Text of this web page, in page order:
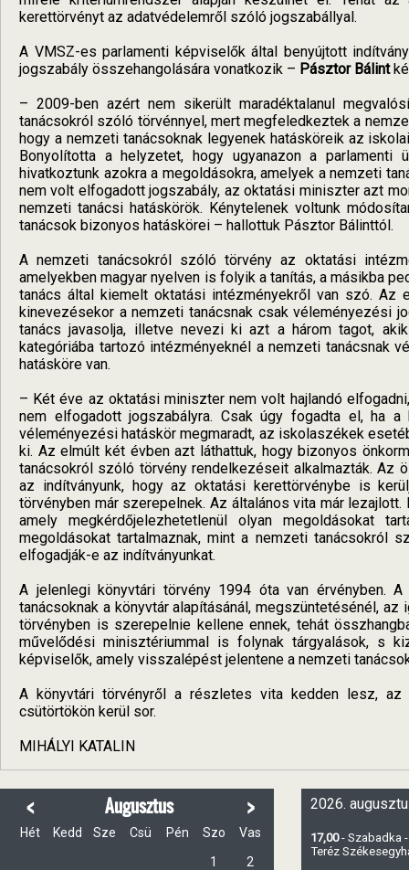
kerettörvényt az adatvédelemről szóló jogszabállyal.
A VMSZ-es parlamenti képviselők által benyújtott
jogszabály összehangolására vonatkozik – Pásztor Bálint
– 2009-ben azért nem sikerült maradéktalanul
tanácsokról szóló törvénnyel, mert megfeledkeztek a
hogy a nemzeti tanácsoknak legyenek hatásköreik az
Bonyolította a helyzetet, hogy ugyanazon a
hivatkoztunk azokra a megoldásokra, amelyek a nemzeti
nem volt elfogadott jogszabály, az oktatási miniszter azt
nemzeti tanácsi hatáskörök. Kénytelenek voltunk
tanácsok bizonyos hatáskörei – hallottuk Pásztor Bálinttól.
A nemzeti tanácsokról szóló törvény az oktatási
amelyekben magyar nyelven is folyik a tanítás, a másikba
tanács által kiemelt oktatási intézményekről van szó.
kinevezésekor a nemzeti tanácsnak csak véleményezési
tanács javasolja, illetve nevezi ki azt a három tagot,
kategóriába tartozó intézményeknél a nemzeti tanácsnak
hatásköre van.
– Két éve az oktatási miniszter nem volt hajlandó
nem elfogadott jogszabályra. Csak úgy fogadta el, ha
véleményezési hatáskör megmaradt, az iskolaszékek
ki. Az elmúlt két évben azt láthattuk, hogy bizonyos
tanácsokról szóló törvény rendelkezéseit alkalmazták. Az
az indítványunk, hogy az oktatási kerettörvénybe is
törvényben már szerepelnek. Az általános vita már
amely megkérdőjelezhetetlenül olyan megoldásokat
megoldásokat tartalmaznak, mint a nemzeti tanácsokról
elfogadják-e az indítványunkat.
A jelenlegi könyvtári törvény 1994 óta van érvényben.
tanácsoknak a könyvtár alapításánál, megszüntetésénél,
törvényben is szerepelnie kellene ennek, tehát
művelődési minisztériummal is folynak tárgyalások, s
képviselők, amely visszalépést jelentene a nemzeti
A könyvtári törvényről a részletes vita kedden lesz, az
csütörtökön kerül sor.
MIHÁLYI KATALIN
< Augusztus >
Hét Kedd Sze Csü Pén Szo
Vas
1
2
2026.
17,00- Szabadka
Teréz